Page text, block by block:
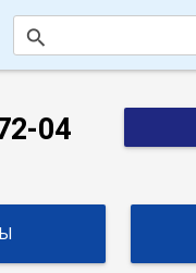
search
04